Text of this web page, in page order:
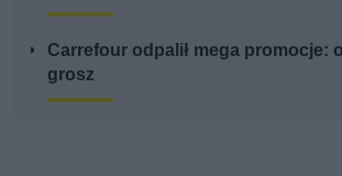
Carrefour odpalił mega promocje:
grosz